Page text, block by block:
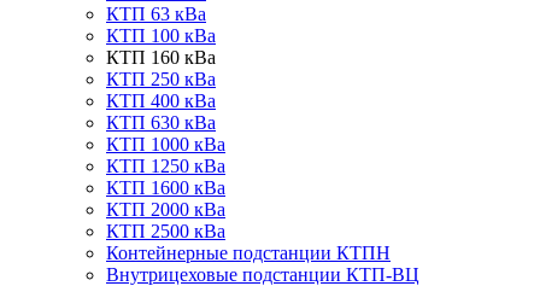
КТП 63 кВа
КТП 100 кВа
КТП 160 кВа
КТП 250 кВа
КТП 400 кВа
КТП 630 кВа
КТП 1000 кВа
КТП 1250 кВа
КТП 1600 кВа
КТП 2000 кВа
КТП 2500 кВа
Контейнерные подстанции КТПН
Внутрицеховые подстанции КТП-ВЦ